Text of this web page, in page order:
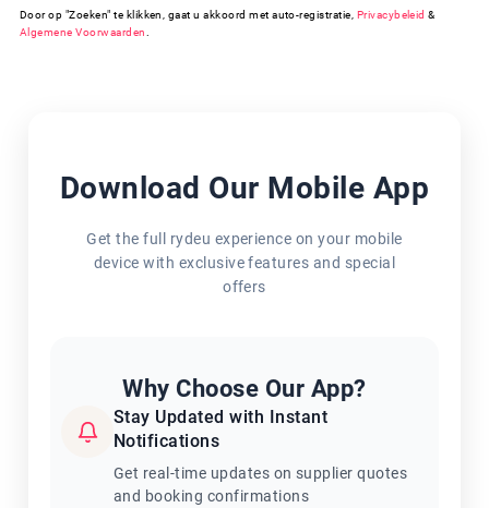
Door op "Zoeken" te klikken, gaat u akkoord met auto-registratie, Privacybeleid &
Algemene Voorwaarden
Download Our Mobile App
Get the full rydeu experience on your mobile
device with exclusive features and special
offers
Why Choose Our App?
Stay Updated with Instant
Notifications
Get real-time updates on supplier quotes
and booking confirmations